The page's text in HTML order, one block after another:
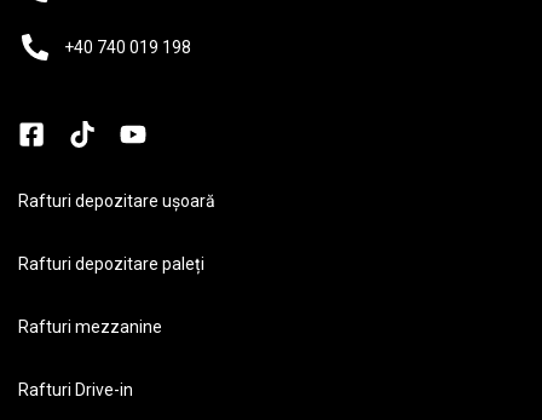
+40 740 019 198
Rafturi depozitare ușoară
Rafturi depozitare paleți
Rafturi mezzanine
Rafturi Drive-in